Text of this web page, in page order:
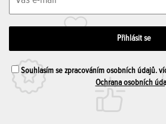
Souhlasím se zpracováním osobních údajů.
Ochrana osobních